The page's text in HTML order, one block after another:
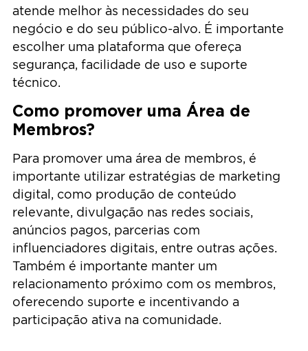
atende melhor às necessidades do seu
negócio e do seu público-alvo. É importante
escolher uma plataforma que ofereça
segurança, facilidade de uso e suporte
técnico.
Como promover uma Área de
Membros?
Para promover uma área de membros, é
importante utilizar estratégias de marketing
digital, como produção de conteúdo
relevante, divulgação nas redes sociais,
anúncios pagos, parcerias com
influenciadores digitais, entre outras ações.
Também é importante manter um
relacionamento próximo com os membros,
oferecendo suporte e incentivando a
participação ativa na comunidade.